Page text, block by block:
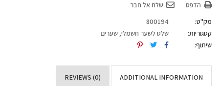
הדפס
שלח אל חבר
מק"ט:
800194
קטגוריות:
שלט לשער חשמלי, שערים
שיתוף:
ADDITIONAL INFORMATION
REVIEWS (0)